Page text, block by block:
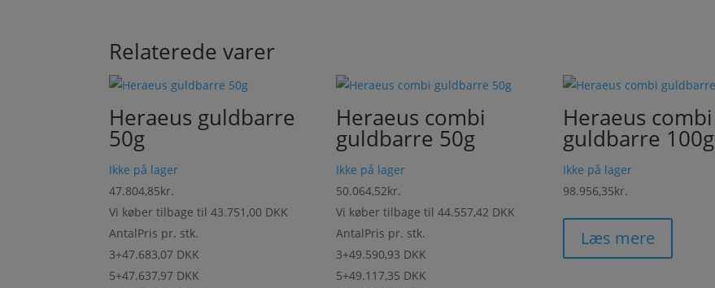
Relaterede varer
Heraeus guldbarre
50g
Ikke på lager
47.804,85kr.
Vi køber tilbage til43.751,00 DKK
AntalPris pr. stk.
3+47.683,07 DKK
5+47.637,97 DKK
Heraeus combi
guldbarre 50g
Ikke på lager
50.064,52kr.
Vi køber tilbage til44.557,42 DKK
AntalPris pr. stk.
3+49.590,93 DKK
5+49.117,35 DKK
Heraeus combi
guldbarre 100g
Ikke på lager
98.956,35kr.
Læs mere